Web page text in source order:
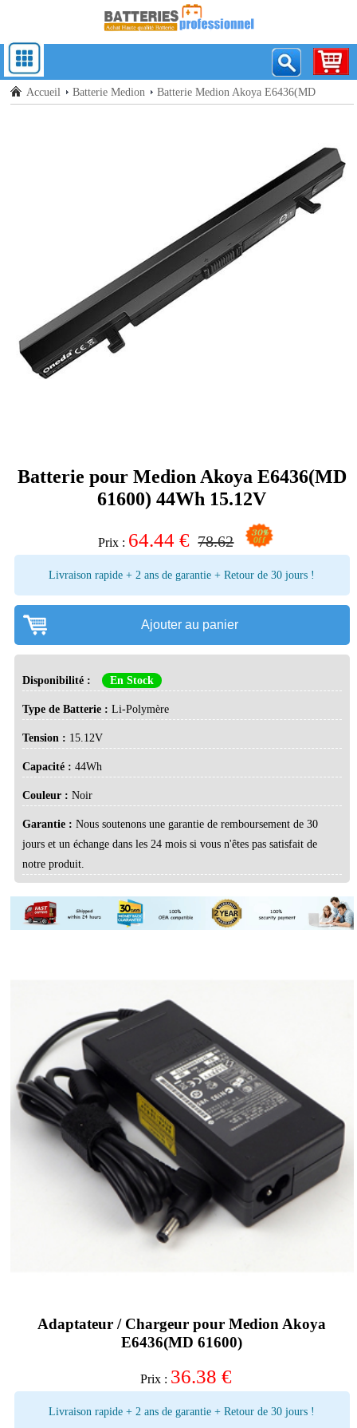
Accueil Batterie Medion Batterie Medion Akoya E6436(MD
Batterie pour Medion Akoya E6436(MD
61600) 44Wh 15.12V
Prix : 64.44€ 78.62
Livraison rapide + 2 ans de garantie + Retour de 30 jours !
Ajouter au panier
Disponibilité : En Stock
Type de Batterie :Li-Polymère
Tension : 15.12V
Capacité :44Wh
Couleur :Noir
Garantie : Nous soutenons une garantie de remboursement de 30
jours et un échange dans les 24 mois si vous n'êtes pas satisfait de
notre produit.
Adaptateur / Chargeur pour Medion Akoya
E6436(MD 61600)
Prix : 36.38 €
Livraison rapide + 2 ans de garantie + Retour de 30 jours !